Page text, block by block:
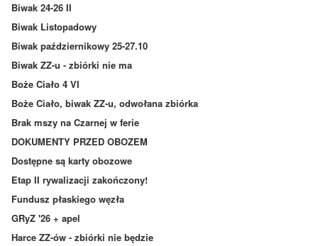
Biwak 24-26 II
Biwak Listopadowy
Biwak październikowy 25-27.10
Biwak ZZ-u - zbiórki nie ma
Boże Ciało 4 VI
Boże Ciało, biwak ZZ-u, odwołana zbiórka
Brak mszy na Czarnej w ferie
DOKUMENTY PRZED OBOZEM
Dostępne są karty obozowe
Etap II rywalizacji zakończony!
Fundusz płaskiego węzła
GRyZ '26 + apel
Harce ZZ-ów - zbiórki nie będzie